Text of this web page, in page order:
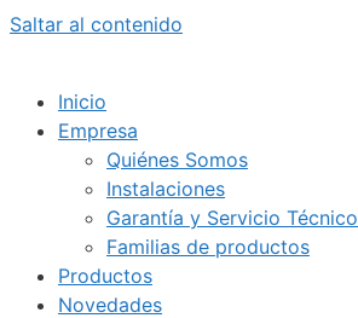
Saltar al contenido
Inicio
Empresa
Quiénes Somos
Instalaciones
Garantía y Servicio Técnico
Familias de productos
Productos
Novedades